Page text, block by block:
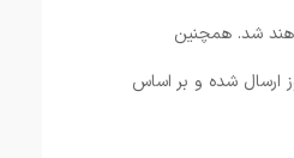
شد. همچنین
ارسال شده و بر اساس